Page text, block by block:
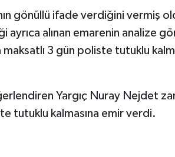
gönüllü ifade verdiğini vermiş
alınan emarenin analize
3 gün poliste tutuklu
Yargıç Nuray Nejdet
tutuklu kalmasına emir verdi.